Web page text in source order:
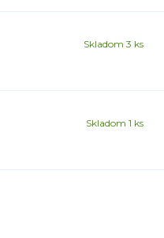
Skladom 3 ks
Skladom 1 ks